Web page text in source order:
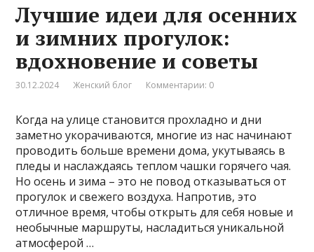
Лучшие идеи для осенних
и зимних прогулок:
вдохновение и советы
30.12.2024 Женский блог Комментарии: 0
Когда на улице становится прохладно и дни
заметно укорачиваются, многие из нас начинают
проводить больше времени дома, укутываясь в
пледы и наслаждаясь теплом чашки горячего чая.
Но осень и зима – это не повод отказываться от
прогулок и свежего воздуха. Напротив, это
отличное время, чтобы открыть для себя новые и
необычные маршруты, насладиться уникальной
атмосферой …